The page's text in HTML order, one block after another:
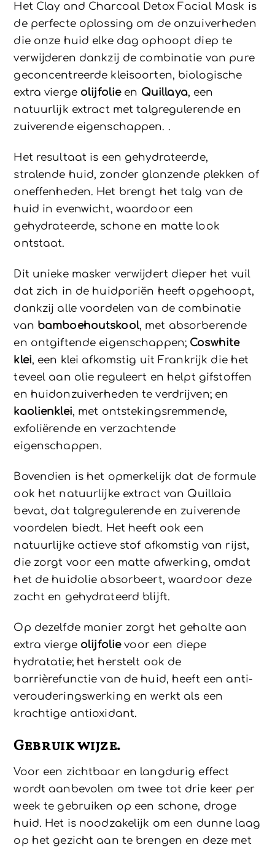
Het Clay and Charcoal Detox Facial Mask is
de perfecte oplossing om de onzuiverheden
die onze huid elke dag ophoopt diep te
verwijderen dankzij de combinatie van pure
geconcentreerde kleisoorten, biologische
extra vierge olijfolieen Quillaya, een
natuurlijk extract met talgregulerende en
zuiverende eigenschappen. .
Het resultaat is een gehydrateerde,
stralende huid, zonder glanzende plekken of
oneffenheden. Het brengt het talg van de
huid in evenwicht, waardoor een
gehydrateerde, schone en matte look
ontstaat.
Dit unieke masker verwijdert dieper het vuil
dat zich in de huidporiën heeft opgehoopt,
dankzij alle voordelen van de combinatie
van bamboehoutskool, met absorberende
en ontgiftende eigenschappen; Coswhite
klei, een klei afkomstig uit Frankrijk die het
teveel aan olie reguleert en helpt gifstoffen
en huidonzuiverheden te verdrijven; en
kaolienklei, met ontstekingsremmende,
exfoliërende en verzachtende
eigenschappen.
Bovendien is het opmerkelijk dat de formule
ook het natuurlijke extract van Quillaia
bevat, dat talgregulerende en zuiverende
voordelen biedt. Het heeft ook een
natuurlijke actieve stof afkomstig van rijst,
die zorgt voor een matte afwerking, omdat
het de huidolie absorbeert, waardoor deze
zacht en gehydrateerd blijft.
Op dezelfde manier zorgt het gehalte aan
extra vierge olijfolievoor een diepe
hydratatie; het herstelt ook de
barrièrefunctie van de huid, heeft een anti-
verouderingswerking en werkt als een
krachtige antioxidant.
Gebruik wijze.
Voor een zichtbaar en langdurig effect
wordt aanbevolen om twee tot drie keer per
week te gebruiken op een schone, droge
huid. Het is noodzakelijk om een ​​dunne laag
op het gezicht aan te brengen en deze met